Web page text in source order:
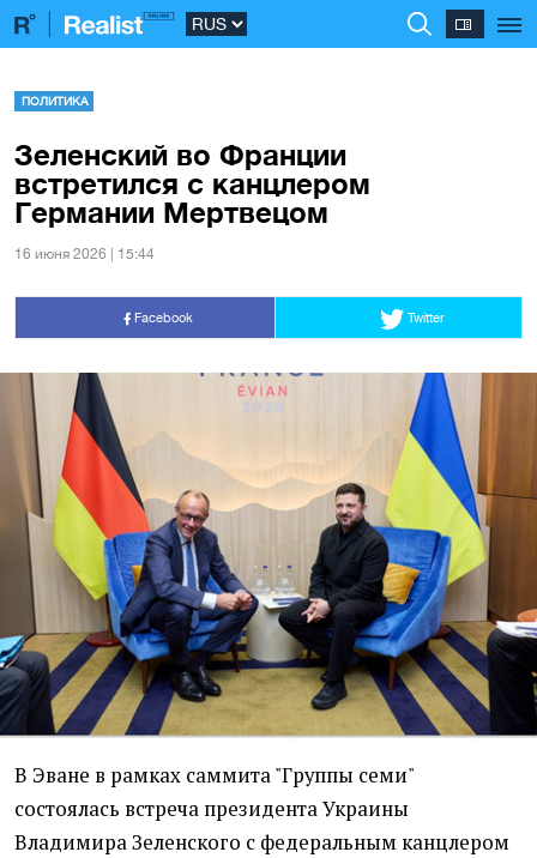
ПОЛИТИКА
Зеленский во Франции
встретился с канцлером
Германии Мертвецом
16 июня 2026 | 15:44
Facebook Twitter
В Эване в рамках саммита "Группы семи"
состоялась встреча президента Украины
Владимира Зеленского с федеральным канцлером